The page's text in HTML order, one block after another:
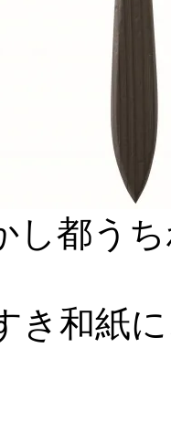
し都う
き和紙